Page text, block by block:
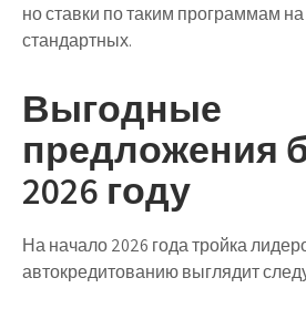
но ставки по таким программам
стандартных.
Выгодные
предложения
2026 году
На начало 2026 года тройка
автокредитованию выглядит